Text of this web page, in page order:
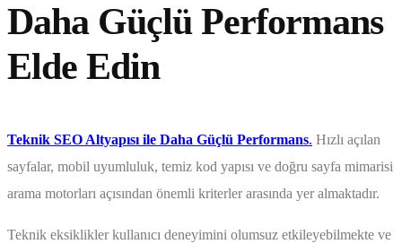
Daha Güçlü Performans
Elde Edin
Teknik SEO Altyapısı ile Daha Güçlü Performans. Hızlı açılan
sayfalar, mobil uyumluluk, temiz kod yapısı ve doğru sayfa mimarisi
arama motorları açısından önemli kriterler arasında yer almaktadır.
Teknik eksiklikler kullanıcı deneyimini olumsuz etkileyebilmekte ve